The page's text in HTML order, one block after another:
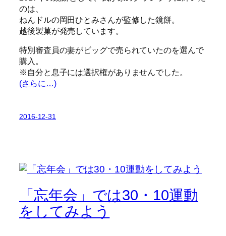
のは、
ねんドルの岡田ひとみさんが監修した鏡餅。
越後製菓が発売しています。
特別審査員の妻がビッグで売られていたのを選んで
購入。
※自分と息子には選択権がありませんでした。
(さらに…)
2016-12-31
「忘年会」では30・10運動
をしてみよう